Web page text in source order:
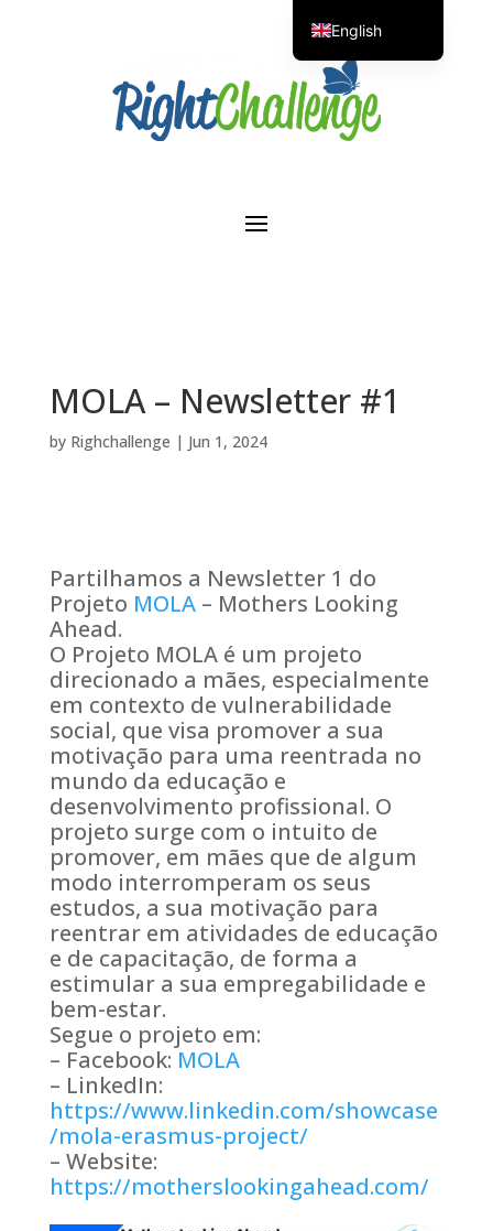
MOLA – Newsletter #1
by Righchallenge | Jun 1, 2024
Partilhamos a Newsletter 1 do
Projeto MOLA– Mothers Looking
Ahead.
O Projeto MOLA é um projeto
direcionado a mães, especialmente
em contexto de vulnerabilidade
social, que visa promover a sua
motivação para uma reentrada no
mundo da educação e
desenvolvimento profissional. O
projeto surge com o intuito de
promover, em mães que de algum
modo interromperam os seus
estudos, a sua motivação para
reentrar em atividades de educação
e de capacitação, de forma a
estimular a sua empregabilidade e
bem-estar.
Segue o projeto em:
– Facebook: MOLA
– LinkedIn:
https://www.linkedin.com/showcase
/mola-erasmus-project/
– Website:
https://motherslookingahead.com/
English
Portuguese